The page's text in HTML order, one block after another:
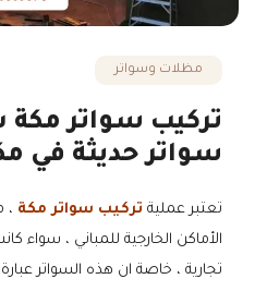
مظلات وسواتر
سواتر حديثة في
تعتبر عملية تركيب سواتر مكة ،
الأماكن الخارجية للمباني ، سواء
تجارية ، خاصة ان هذه السواتر